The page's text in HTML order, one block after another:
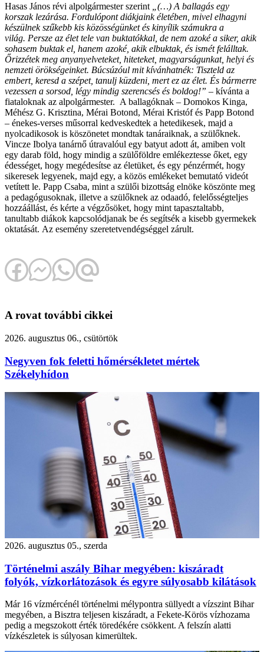
Hasas János révi alpolgármester szerint
„(…) A ballagás egy
korszak lezárása. Fordulópont diákjaink életében, mivel elhagyni
készülnek szűkebb kis közösségünket és kinyílik számukra a
világ. Persze az élet tele van buktatókkal, de nem azoké a siker, akik
sohasem buktak el, hanem azoké, akik elbuktak, és ismét felálltak.
Őrizzétek meg anyanyelveteket, hiteteket, magyarságunkat, helyi és
nemzeti örökségeinket. Búcsúzóul mit kívánhatnék: Tiszteld az
embert, keresd a szépet, tanulj küzdeni, mert ez az élet. És bármerre
vezessen a sorsod, légy mindig szerencsés és boldog!” – kívánta a
fiataloknak az alpolgármester. A ballagóknak – Domokos Kinga,
Méhész G. Krisztina, Mérai Botond, Mérai Kristóf és Papp Botond
– énekes-verses műsorral kedveskedtek a hetedikesek, majd a
nyolcadikosok is köszönetet mondtak tanáraiknak, a szülőknek.
Vincze Ibolya tanárnő útravalóul egy batyut adott át, amiben volt
egy darab föld, hogy mindig a szülőföldre emlékeztesse őket, egy
édességet, hogy megédesítse az életüket, és egy pénzérmét, hogy
sikeresek legyenek, majd egy, a közös emlékeket bemutató videót
vetített le. Papp Csaba, mint a szülői bizottság elnöke köszönte meg
a pedagógusoknak, illetve a szülőknek az odaadó, felelősségteljes
hozzáállást, és kérte a végzősöket, hogy mint tapasztaltabb,
tanultabb diákok kapcsolódjanak be és segítsék a kisebb gyermekek
oktatását. Az esemény szeretetvendégséggel zárult.
A rovat további cikkei
2026. augusztus 06., csütörtök
Negyven fok feletti hőmérsékletet mértek
Székelyhídon
2026. augusztus 05., szerda
Történelmi aszály Bihar megyében: kiszáradt
folyók, vízkorlátozások és egyre súlyosabb kilátások
Már 16 vízmércénél történelmi mélypontra süllyedt a vízszint Bihar
megyében, a Bisztra teljesen kiszáradt, a Fekete-Körös vízhozama
pedig a megszokott érték töredékére csökkent. A felszín alatti
vízkészletek is súlyosan kimerültek.